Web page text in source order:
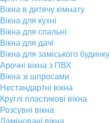
Вікна в дитячу кімнату
Вікна для кухні
Вікна для спальні
Вікна для дачі
Вікна для заміського будинку
Арочні вікна з ПВХ
Вікна зі шпросами
Нестандартні вікна
Круглі пластикові вікна
Розсувні вікна